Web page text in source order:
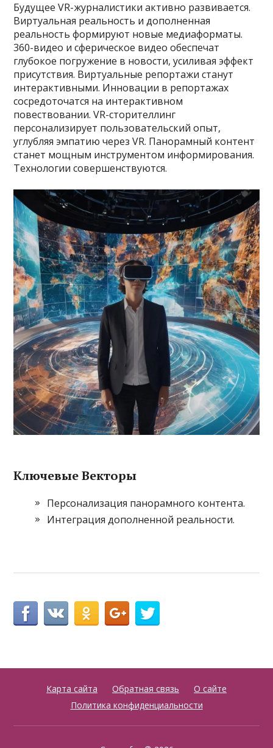
Будущее VR-журналистики активно развивается.
Виртуальная реальность и дополненная
реальность формируют новые медиаформаты.
360-видео и сферическое видео обеспечат
глубокое погружение в новости, усиливая эффект
присутствия. Виртуальные репортажи станут
интерактивными. Инновации в репортажах
сосредоточатся на интерактивном
повествовании. VR-сторителлинг
персонализирует пользовательский опыт,
углубляя эмпатию через VR. Панорамный контент
станет мощным инструментом информирования.
Технологии совершенствуются.
Ключевые Векторы
Персонализация панорамного контента.
Интеграция дополненной реальности.
Карта сайта Обратная связь
О сайте
Политика конфиденциальности